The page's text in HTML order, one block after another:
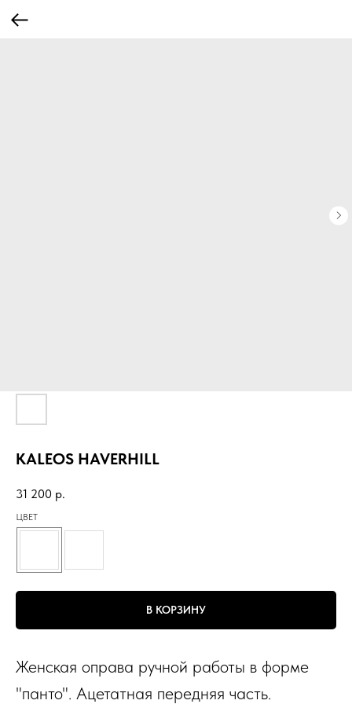
KALEOS HAVERHILL
31 200 р.
ЦВЕТ
В КОРЗИНУ
Женская оправа ручной работы в форме
"панто". Ацетатная передняя часть.